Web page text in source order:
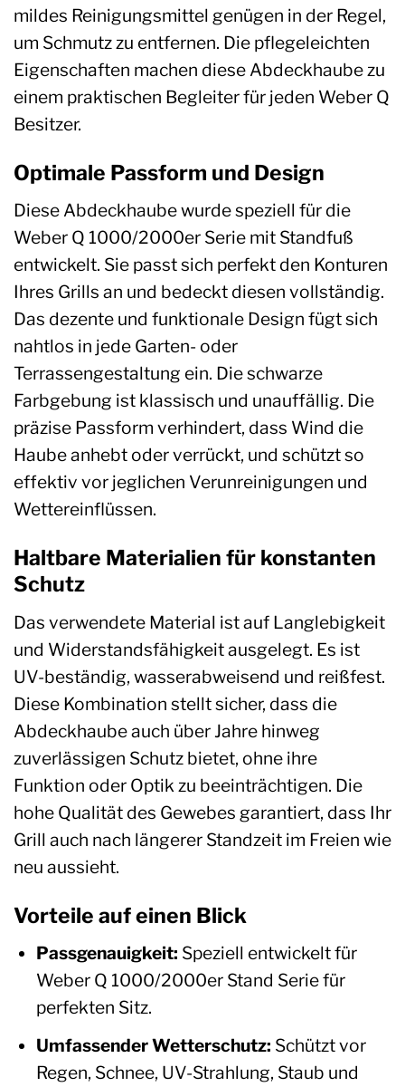
mildes Reinigungsmittel genügen in der Regel,
um Schmutz zu entfernen. Die pflegeleichten
Eigenschaften machen diese Abdeckhaube zu
einem praktischen Begleiter für jeden Weber Q
Besitzer.
Optimale Passform und Design
Diese Abdeckhaube wurde speziell für die
Weber Q 1000/2000er Serie mit Standfuß
entwickelt. Sie passt sich perfekt den Konturen
Ihres Grills an und bedeckt diesen vollständig.
Das dezente und funktionale Design fügt sich
nahtlos in jede Garten- oder
Terrassengestaltung ein. Die schwarze
Farbgebung ist klassisch und unauffällig. Die
präzise Passform verhindert, dass Wind die
Haube anhebt oder verrückt, und schützt so
effektiv vor jeglichen Verunreinigungen und
Wettereinflüssen.
Haltbare Materialien für konstanten
Schutz
Das verwendete Material ist auf Langlebigkeit
und Widerstandsfähigkeit ausgelegt. Es ist
UV-beständig, wasserabweisend und reißfest.
Diese Kombination stellt sicher, dass die
Abdeckhaube auch über Jahre hinweg
zuverlässigen Schutz bietet, ohne ihre
Funktion oder Optik zu beeinträchtigen. Die
hohe Qualität des Gewebes garantiert, dass Ihr
Grill auch nach längerer Standzeit im Freien wie
neu aussieht.
Vorteile auf einen Blick
Passgenauigkeit: Speziell entwickelt für
Weber Q 1000/2000er Stand Serie für
perfekten Sitz.
Umfassender Wetterschutz: Schützt vor
Regen, Schnee, UV-Strahlung, Staub und